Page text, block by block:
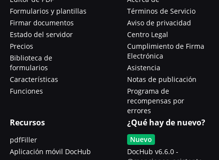
Formularios y plantillas
Firmar documentos
Estado del servidor
Precios
Biblioteca de
formularios
Características
Funciones
Términos de Servicio
Aviso de privacidad
Centro Legal
Cumplimiento de Firma
Electrónica
Asistencia
Notas de publicación
Programa de
recompensas por
errores
Recursos
pdfFiller
Aplicación móvil DocHub
¿Qué hay de nuevo?
Nuevo
DocHub v6.6.0 -